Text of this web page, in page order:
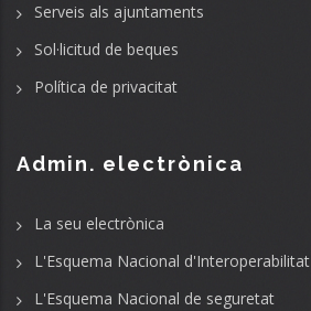
Serveis als ajuntaments
Sol·licitud de beques
Política de privacitat
Admin. electrònica
La seu electrònica
L'Esquema Nacional d'Interoperabilitat
L'Esquema Nacional de seguretat